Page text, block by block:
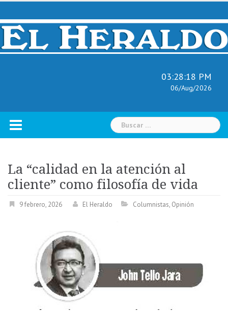
Skip
content
03:28:19 PM
06/Aug/2026
Buscar:
La “calidad en la atención al
cliente” como filosofía de vida
9 febrero, 2026 El Heraldo Columnistas, Opinión